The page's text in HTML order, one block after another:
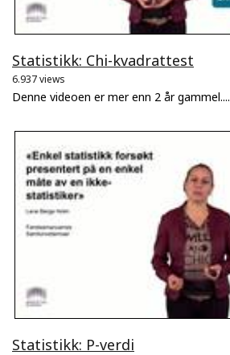
Statistikk: Chi-kvadrattest
6.937 views
Denne videoen er mer enn 2 år gammel....
Statistikk: P-verdi